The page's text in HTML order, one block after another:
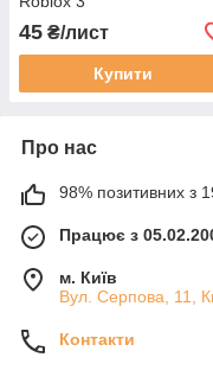
45 ₴/лист
Купити
Про нас
98% позитивних з
Працює з
м. Київ
Вул. Серпова, 11,
Контакти